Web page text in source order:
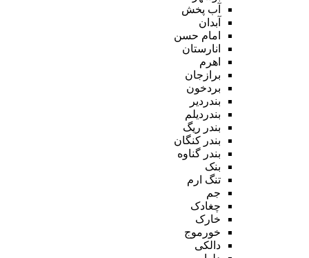
آب پخش
آبدان
امام حسن
انارستان
اهرم
برازجان
بردخون
بندردیر
بندردیلم
بندر ریگ
بندر کنگان
بندر گناوه
بنک
تنگ ارم
جم
چغادک
خارک
خورموج
دالکی